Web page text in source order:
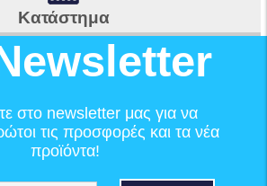
Κατάστημα
στο newsletter μας για να
τις προσφορές και τα νέα
προϊόντα!